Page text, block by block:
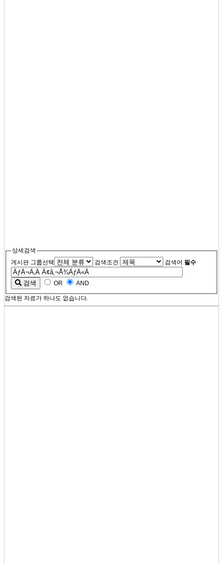
상세검색
게시판 그룹선택
검색조건 검색어 필수
검색 OR AND
검색된 자료가 하나도 없습니다.